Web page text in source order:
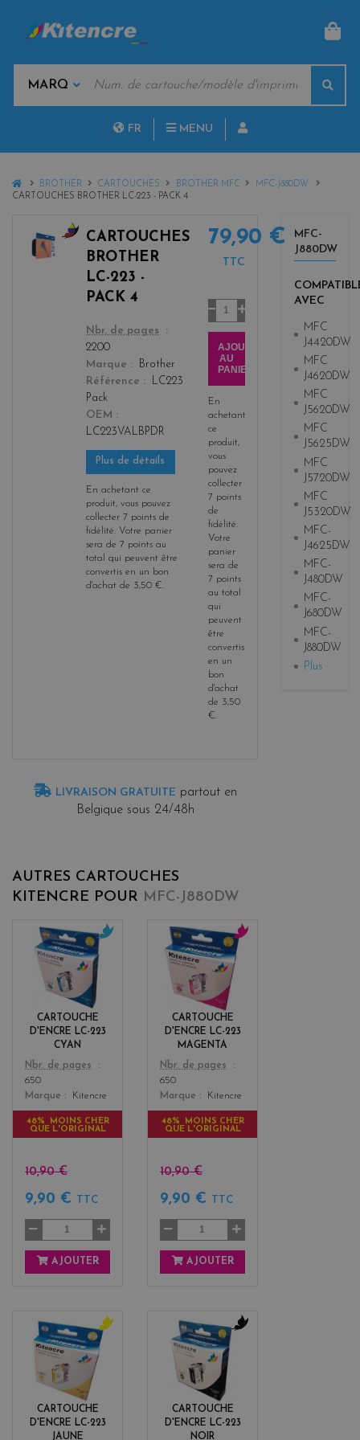
MARQUES
CLÉS
FR MENU
HOMEBROTHER CARTOUCHES BROTHER MFC
MFC-J880DW
CARTOUCHES BROTHER LC-223 - PACK 4
CARTOUCHES
BROTHER
LC-223 -
PACK 4
color
Nbr. de pages
2200
Marque
Brother
Référence
LC223
Pack
OEM
LC223VALBPDR
Plus de détails
En achetant ce
produit, vous pouvez
collecter 7 points de
fidélité. Votre panier
sera de 7 points au
total qui peuvent être
convertis en un bon
d'achat de 3,50 €.
79,90 €
TTC
Quantité
AJOUTER
AU
PANIER
En
achetant
ce
produit,
vous
pouvez
collecter
7 points
de
fidélité.
Votre
panier
sera de
7 points
au total
qui
peuvent
être
convertis
en un
bon
d'achat
de 3,50
€.
LIVRAISON GRATUITE partout en
Belgique sous 24/48h
AUTRES CARTOUCHES
KITENCRE POUR MFC-J880DW
CARTOUCHE
D'ENCRE LC-223
CYAN
Color
c
y
a
n
Nbr. de pages
650
Marque
Kitencre
48% MOINS CHER
QUE L'ORIGINAL
10,90 €
9,90 € TTC
AJOUTER
CARTOUCHE
D'ENCRE LC-223
MAGENTA
Color
m
a
g
n
t
Nbr. de pages
650
Marque
Kitencre
48% MOINS CHER
QUE L'ORIGINAL
10,90 €
9,90 € TTC
AJOUTER
CARTOUCHE
D'ENCRE LC-223
JAUNE
y
e
o
w
CARTOUCHE
D'ENCRE LC-223
NOIR
k
MFC-
J880DW
AVEC
MFC
J4420DW
MFC
J4620DW
MFC
J5620DW
MFC
J5625DW
MFC
J5720DW
MFC
J5320DW
MFC-
J4625DW
MFC-
J480DW
MFC-
J680DW
MFC-
J880DW
Plus